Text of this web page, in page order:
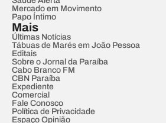
Mercado em Movimento
Papo Íntimo
Mais
Últimas Notícias
Tábuas de Marés em João Pessoa
Editais
Sobre o Jornal da Paraíba
Cabo Branco FM
CBN Paraíba
Expediente
Comercial
Fale Conosco
Política de Privacidade
Espaço Opinião